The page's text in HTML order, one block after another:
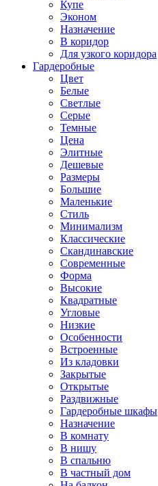
Купе
Эконом
Назначение
В коридор
Для узкого коридора
Гардеробные
Цвет
Белые
Светлые
Серые
Темные
Цена
Элитные
Дешевые
Размеры
Большие
Маленькие
Стиль
Минимализм
Классические
Скандинавские
Современные
Форма
Высокие
Квадратные
Угловые
Низкие
Особенности
Встроенные
Из кладовки
Закрытые
Открытые
Раздвижные
Гардеробные шкафы
Назначение
В комнату
В нишу
В спальню
В частный дом